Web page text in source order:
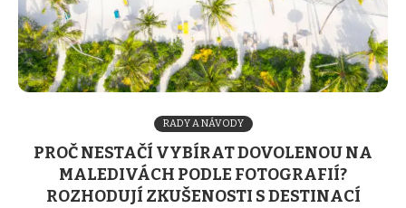
RADY A NÁVODY
PROČ NESTAČÍ VYBÍRAT DOVOLENOU NA
MALEDIVÁCH PODLE FOTOGRAFIÍ?
ROZHODUJÍ ZKUŠENOSTI S DESTINACÍ